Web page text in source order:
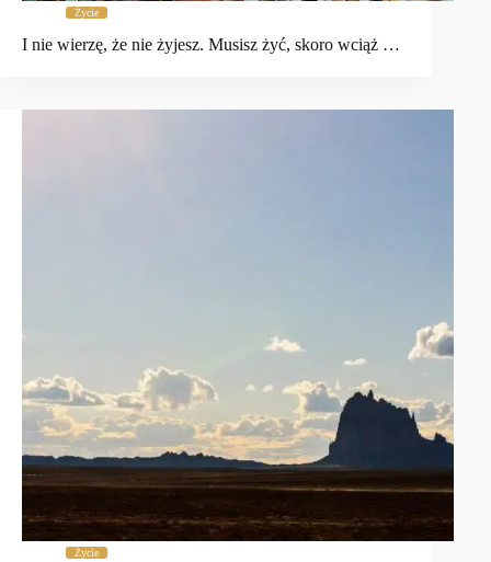
Życie
I nie wierzę, że nie żyjesz. Musisz żyć, skoro wciąż …
Życie